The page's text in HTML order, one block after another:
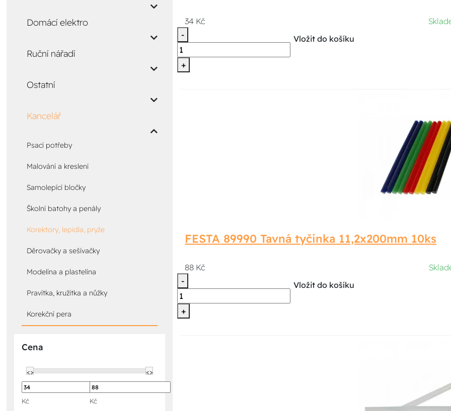
Domácí elektro
Ruční nářadí
Ostatní
Kancelář
Psací potřeby
Malování a kreslení
Samolepící bločky
Školní batohy a penály
Korektory, lepidla, pryže
Děrovačky a sešívačky
Modelína a plastelína
Pravítka, kružítka a nůžky
Korekční pera
Cena
<> <>
Kč Kč
34 Kč
-
+
Vložit do košíku
FESTA 89990 Tavná tyčinka 11,2x200mm 10ks
88 Kč
-
+
Vložit do košíku